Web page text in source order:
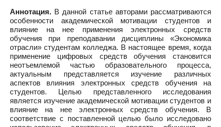
Аннотация. В данной статье авторами рассматриваются
особенности академической мотивации студентов и
влияние на нее применения электронных средств
обучения при преподавании дисциплины «Экономика
отрасли» студентам колледжа. В настоящее время, когда
применение цифровых средств обучения становится
неотъемлемой частью образовательного процесса,
актуальным представляется изучение различных
аспектов влияния электронных средств обучения на
студентов. Целью представленного исследования
является изучение академической мотивации студентов и
влияние на нее электронных средств обучения. В
соответствие с поставленной целью было исследовано